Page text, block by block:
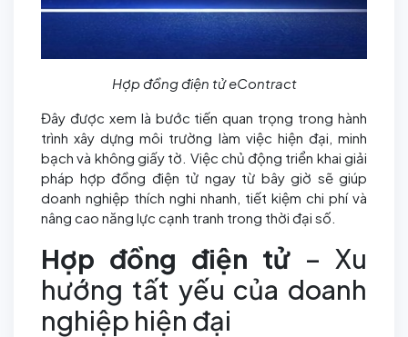
Hợp đồng điện tử eContract
Đây được xem là bước tiến quan trọng trong hành
trình xây dựng môi trường làm việc hiện đại, minh
bạch và không giấy tờ. Việc chủ động triển khai giải
pháp hợp đồng điện tử ngay từ bây giờ sẽ giúp
doanh nghiệp thích nghi nhanh, tiết kiệm chi phí và
nâng cao năng lực cạnh tranh trong thời đại số.
Hợp đồng điện tử – Xu
hướng tất yếu của doanh
nghiệp hiện đại